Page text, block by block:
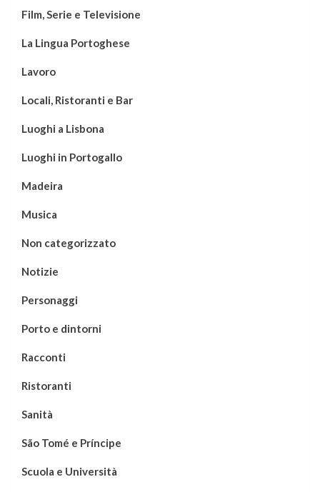
Film, Serie e Televisione
La Lingua Portoghese
Lavoro
Locali, Ristoranti e Bar
Luoghi a Lisbona
Luoghi in Portogallo
Madeira
Musica
Non categorizzato
Notizie
Personaggi
Porto e dintorni
Racconti
Ristoranti
Sanità
São Tomé e Príncipe
Scuola e Università